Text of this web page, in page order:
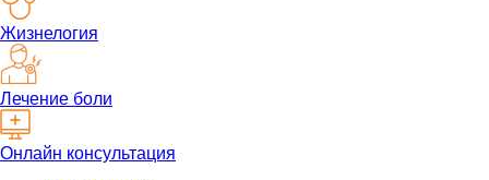
Жизнелогия
Лечение боли
Онлайн консультация